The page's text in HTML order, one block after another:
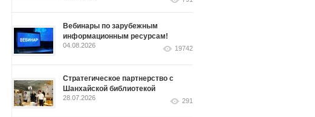
Вебинары по зарубежным
информационным ресурсам!
04.08.2026 19742
Стратегическое партнерство с
Шанхайской библиотекой
28.07.2026 291